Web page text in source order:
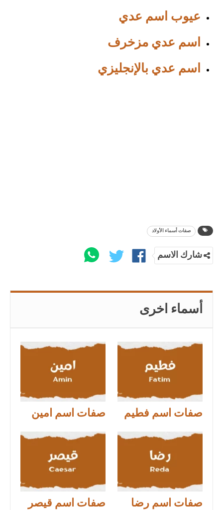
عيوب اسم عدي
اسم عدي مزخرف
اسم عدي بالإنجليزي
صفات أسماء الأولاد
شارك الاسم
أسماء اخرى
صفات اسم فطيم صفات اسم امين
صفات اسم رضا صفات اسم قيصر